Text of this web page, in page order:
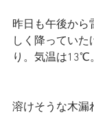
昨日も午後から
しく降ってい
り。気温は13℃
溶けそうな木漏